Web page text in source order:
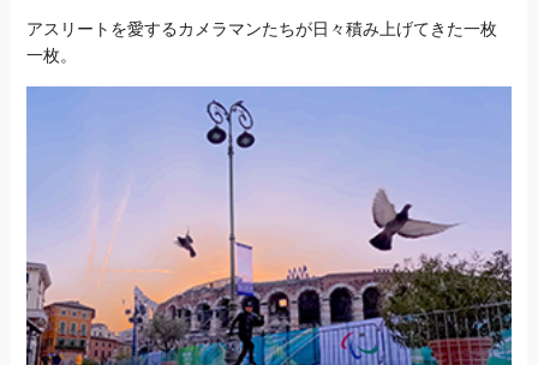
アスリートを愛するカメラマンたちが日々積み上げてきた一枚
一枚。